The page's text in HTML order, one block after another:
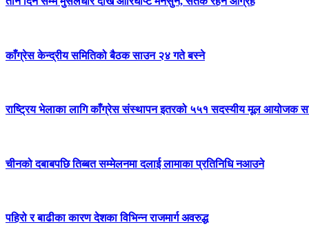
काँग्रेस केन्द्रीय समितिको बैठक साउन २४ गते बस्ने
राष्ट्रिय भेलाका लागि काँग्रेस संस्थापन इतरको ५५१ सदस्यीय मूल आयोजक
चीनको दबाबपछि तिब्बत सम्मेलनमा दलाई लामाका प्रतिनिधि नआउने
पहिरो र बाढीका कारण देशका विभिन्न राजमार्ग अवरुद्ध